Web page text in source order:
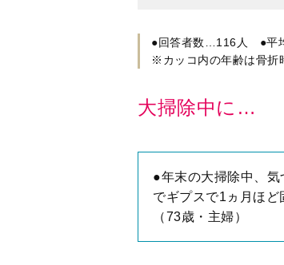
●回答者数…116人 ●平
※カッコ内の年齢は骨折
大掃除中に…
●年末の大掃除中、
でギプスで1ヵ月ほ
（73歳・主婦）